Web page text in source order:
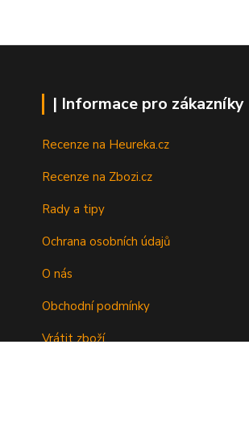
| Informace pro zákazníky
Recenze na Heureka.cz
Recenze na Zbozi.cz
Rady a tipy
Ochrana osobních údajů
O nás
Obchodní podmínky
Vrátit zboží